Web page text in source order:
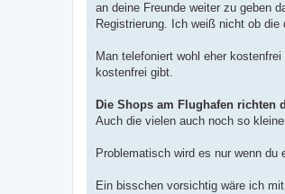
an deine Freunde weiter zu geben
Registrierung. Ich weiß nicht ob die
Man telefoniert wohl eher
kostenfrei gibt.
Die Shops am Flughafen richten
Auch die vielen auch noch so
Problematisch wird es nur wenn
Ein bisschen vorsichtig wäre ich